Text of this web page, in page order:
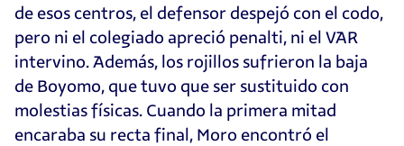
de esos centros, el defensor despejó con el codo,
pero ni el colegiado apreció penalti, ni el VAR
intervino. Además, los rojillos sufrieron la baja
de Boyomo, que tuvo que ser sustituido con
molestias físicas. Cuando la primera mitad
encaraba su recta final, Moro encontró el